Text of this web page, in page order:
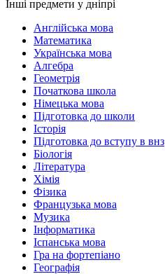
Інші предмети у дніпрі
Англійська мова
Математика
Українська мова
Алгебра
Геометрія
Початкова школа
Німецька мова
Підготовка до школи
Історія
Підготовка до вступу в внз
Біологія
Література
Хімія
Фізика
Французька мова
Музика
Інформатика
Іспанська мова
Гра на фортепіано
Географія